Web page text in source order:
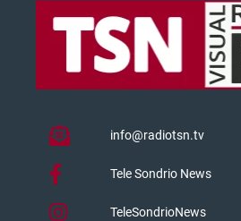
info@radiotsn.tv
Tele Sondrio News
TeleSondrioNews